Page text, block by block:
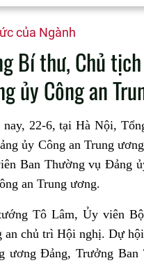
của Ngành
Bí thư, Chủ
ủy Công an
nay, 22-6, tại Hà Nội,
ủy Công an Trung
Ban Thường vụ Đảng
an Trung ương.
Tô Lâm, Ủy viên
an chủ trì Hội nghị. Dự
ương Đảng, Trưởng Ban